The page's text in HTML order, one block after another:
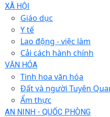
XÃ HỘI
Giáo dục
Y tế
Lao động - việc làm
Cải cách hành chính
VĂN HÓA
Tinh hoa văn hóa
Đất và người Tuyên
Ẩm thực
AN NINH - QUỐC PHÒNG